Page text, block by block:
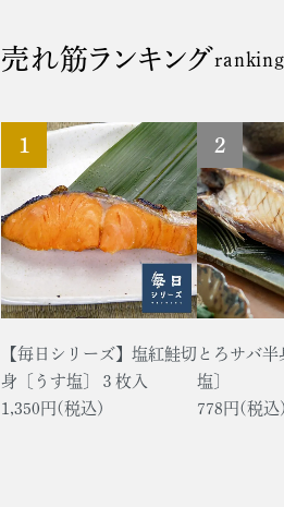
売れ筋ランキングranking
【毎日シリーズ】塩紅鮭切
身〔うす塩〕３枚入
1,350円(税込)
とろサバ
塩〕
778円(税込)